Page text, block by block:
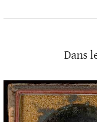
Dans